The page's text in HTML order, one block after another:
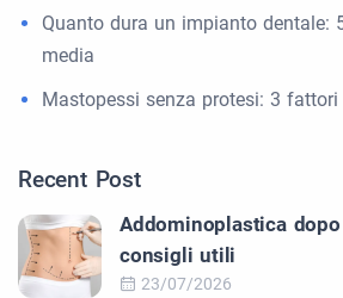
Quanto dura un impianto dentale:
media
Mastopessi senza protesi: 3
Recent Post
Addominoplastica
consigli utili
23/07/2026